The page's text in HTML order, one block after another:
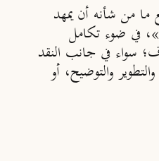
ما من شأنه أن يمهد
في ضوء تكامل
سواء في جانب النقد
والتوضيح، أو